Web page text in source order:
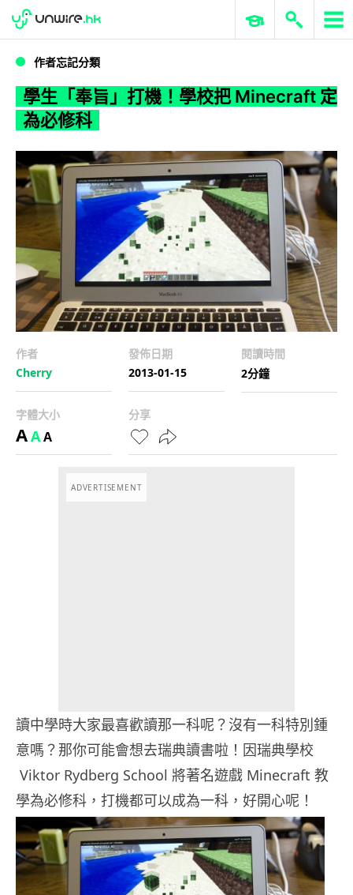
WWDC 2026 ERP 與商業 AI
作者忘記分類
學生「奉旨」打機！學校把 Minecraft 定
為必修科
作者
Cherry
發佈日期
2013-01-15
閱讀時間
2分鐘
字體大小
AAA
分享
ADVERTISEMENT
讀中學時大家最喜歡讀那一科呢？沒有一科特別鍾
意嗎？那你可能會想去瑞典讀書啦！因瑞典學校
Viktor Rydberg School 將著名遊戲 Minecraft 教
學為必修科，打機都可以成為一科，好開心呢！